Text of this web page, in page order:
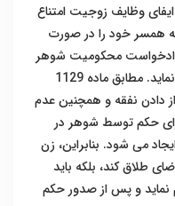
وظایف زوجیت امتناع
همسر خود را در صورت
دادخواست محکومیت شوهر
را به نپرداختن نفقه معوقه درخواست نماید. مطابق ماده 1129
دادن نفقه و همچنین عدم
حکم توسط شوهر در
می شود. بنابراین، زن
طلاق کند، بلکه باید
نماید و پس از صدور حکم